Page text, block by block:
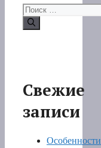
Поиск:
Свежие
записи
Особенности